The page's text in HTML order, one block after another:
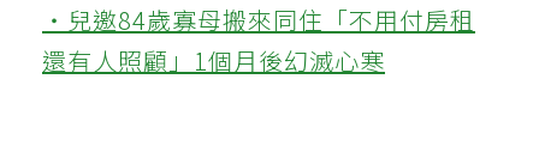
‧兒邀84歲寡母搬來同住「不用付房租
還有人照顧」1個月後幻滅心寒